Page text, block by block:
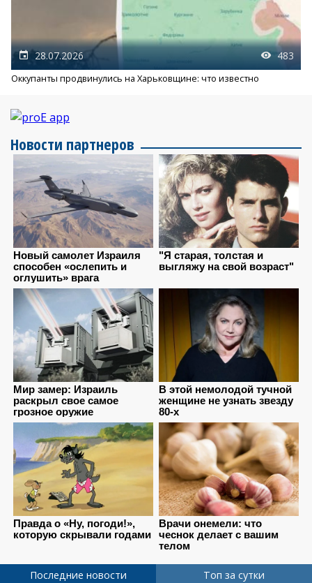
28.07.2026 483
Оккупанты продвинулись на Харьковщине: что известно
Новости партнеров
Последние новости Топ за сутки